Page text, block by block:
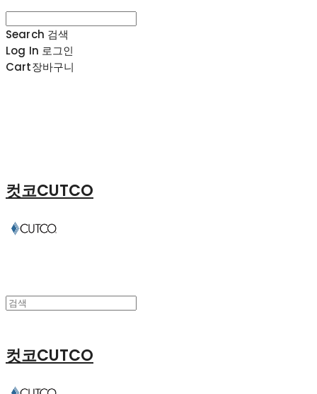
Search 검색
Log In 로그인
Cart장바구니
컷코CUTCO
컷코CUTCO